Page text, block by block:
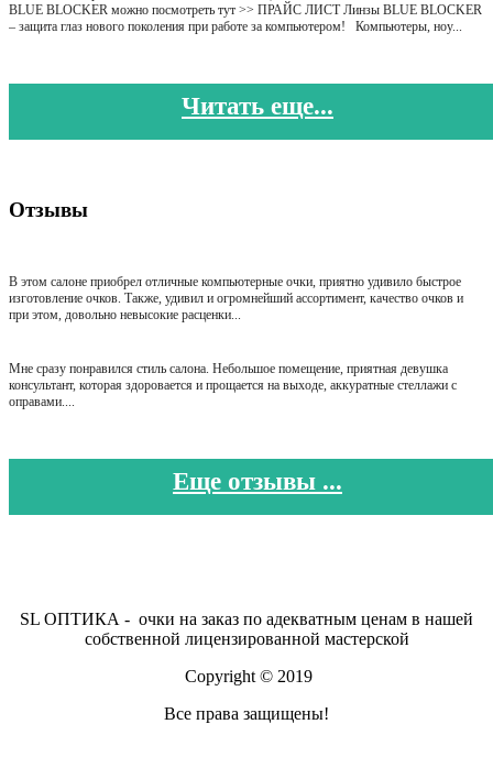
BLUE BLOCKER можно посмотреть тут >> ПРАЙС ЛИСТ Линзы BLUE BLOCKER
– защита глаз нового поколения при работе за компьютером! Компьютеры, ноу...
Читать еще...
Отзывы
В этом салоне приобрел отличные компьютерные очки, приятно удивило быстрое
изготовление очков. Также, удивил и огромнейший ассортимент, качество очков и
при этом, довольно невысокие расценки...
Мне сразу понравился стиль салона. Небольшое помещение, приятная девушка
консультант, которая здоровается и прощается на выходе, аккуратные стеллажи с
оправами....
Еще отзывы ...
SL ОПТИКА - очки на заказ по адекватным ценам в нашей
собственной лицензированной мастерской
Copyright © 2019
Все права защищены!